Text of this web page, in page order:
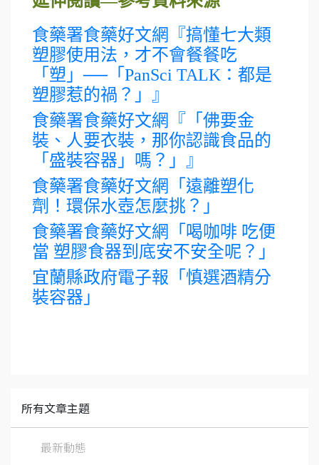
食藥署食藥好文網『搞懂七大類
塑膠使用法，才不會餐餐吃
「塑」──「PanSci TALK：都是
塑膠惹的禍？」』
食藥署食藥好文網『「佛要金
裝、人要衣裝，那你認識食品的
「盛裝容器」嗎？」』
食藥署食藥好文網「遠離塑化
劑！環保水壺怎麼挑？」
食藥署食藥好文網「喝咖啡 吃便
當 塑膠食器到底安不安全呢？」
宜蘭縣政府電子報「慎選酒精分
裝容器」
所有文章主題
最新動態